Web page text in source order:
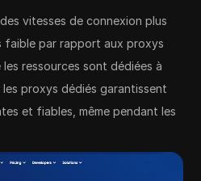
vitesses de connexion plus
faible par rapport aux proxys
ressources sont dédiées à
proxys dédiés garantissent
et fiables, même pendant les